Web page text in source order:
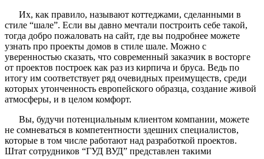
Их, как правило, называют коттеджами, сделанными в
стиле “шале”. Если вы давно мечтали построить себе такой,
тогда добро пожаловать на сайт, где вы подробнее можете
узнать про проекты домов в стиле шале. Можно с
уверенностью сказать, что современный заказчик в восторге
от проектов построек как раз из кирпича и бруса. Ведь по
итогу им соответствует ряд очевидных преимуществ, среди
которых утонченность европейского образца, создание живой
атмосферы, и в целом комфорт.
Вы, будучи потенциальным клиентом компании, можете
не сомневаться в компетентности здешних специалистов,
которые в том числе работают над разработкой проектов.
Штат сотрудников “ГУД ВУД” представлен такими